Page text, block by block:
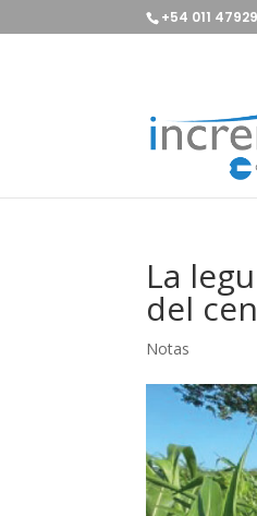
+54 011
La
del
Notas